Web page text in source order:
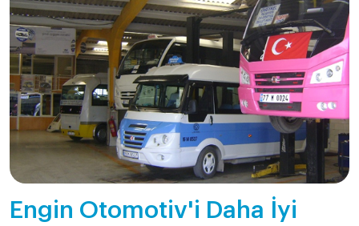
Engin Otomotiv'i Daha İyi